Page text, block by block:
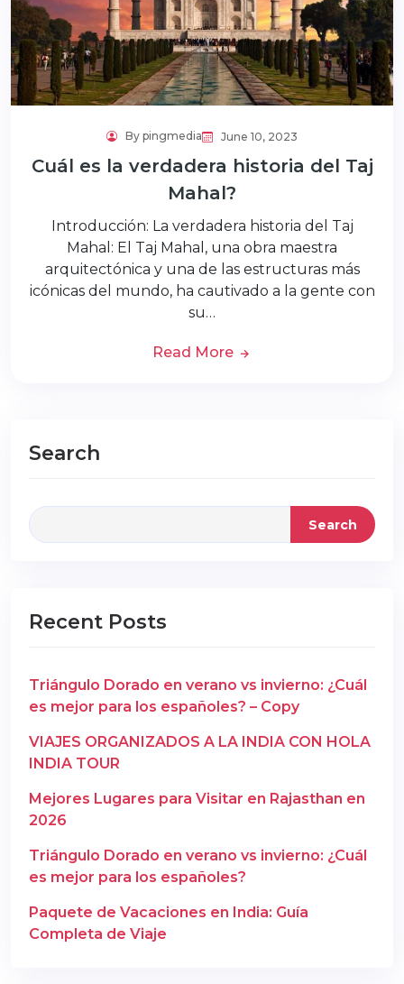
By pingmedia June 10, 2023
Cuál es la verdadera historia del Taj
Mahal?
Introducción: La verdadera historia del Taj
Mahal: El Taj Mahal, una obra maestra
arquitectónica y una de las estructuras más
icónicas del mundo, ha cautivado a la gente con
su…
Read More
Search
Search
Recent Posts
Triángulo Dorado en verano vs invierno: ¿Cuál
es mejor para los españoles? – Copy
VIAJES ORGANIZADOS A LA INDIA CON HOLA
INDIA TOUR
Mejores Lugares para Visitar en Rajasthan en
2026
Triángulo Dorado en verano vs invierno: ¿Cuál
es mejor para los españoles?
Paquete de Vacaciones en India: Guía
Completa de Viaje